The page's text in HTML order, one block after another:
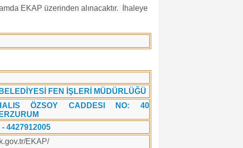
EKAP üzerinden alınacaktır. İhaleye
FEN İŞLERİ MÜDÜRLÜĞÜ
ÖZSOY CADDESI NO: 40
4427912005
EKAP/